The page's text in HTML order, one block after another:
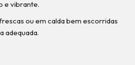
e vibrante.
ou em calda bem escorridas
adequada.